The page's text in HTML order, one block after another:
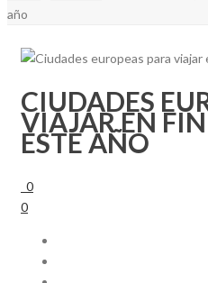
año
CIUDADES
VIAJAR EN
ESTE AÑO
0
0